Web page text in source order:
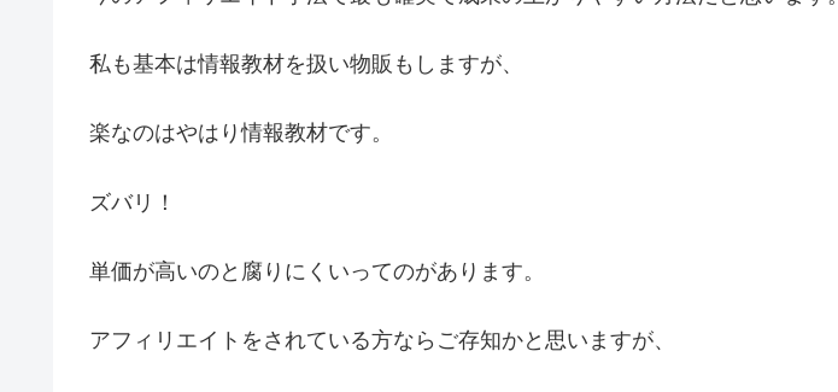
私も基本は情報教材を扱い物販もしますが、
楽なのはやはり情報教材です。
ズバリ！
単価が高いのと腐りにくいってのがあります。
アフィリエイトをされている方ならご存知かと思いますが、